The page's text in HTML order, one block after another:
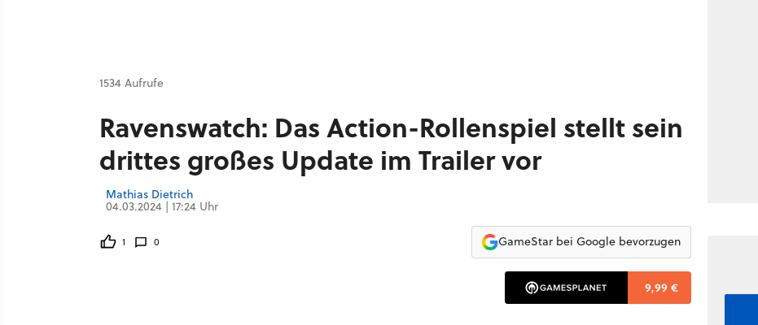
1534 Aufrufe
Ravenswatch: Das Action-Rollenspiel stellt sein
drittes großes Update im Trailer vor
Mathias Dietrich
04.03.2024 | 17:24 Uhr
1 0 GameStar bei Google bevorzugen
9,99 €